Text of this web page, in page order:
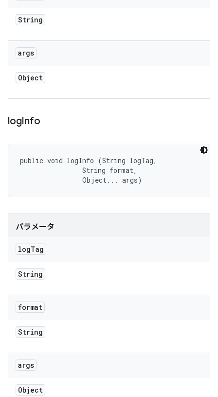
String
args
Object
logInfo
public void logInfo (String logTag,
                String format,
                Object... args)
パラメータ
logTag
String
format
String
args
Object